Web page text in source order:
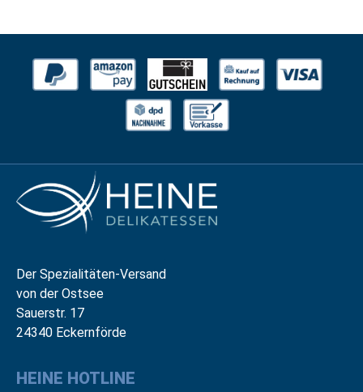
Der Spezialitäten-Versand
von der Ostsee
Sauerstr. 17
24340 Eckernförde
HEINE HOTLINE